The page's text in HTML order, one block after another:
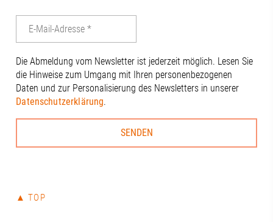
Die Abmeldung vom Newsletter ist jederzeit möglich. Lesen Sie
die Hinweise zum Umgang mit Ihren personenbezogenen
Daten und zur Personalisierung des Newsletters in unserer
Datenschutzerklärung.
▲ TOP